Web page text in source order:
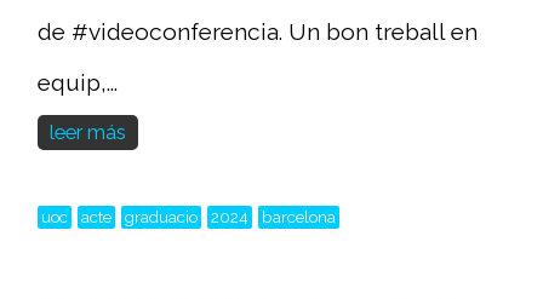
de #videoconferencia. Un bon treball en
equip,...
leer más
uoc acte graduacio 2024 barcelona